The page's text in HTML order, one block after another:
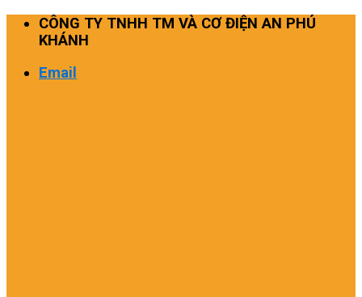
Skip
CÔNG TY TNHH TM VÀ CƠ ĐIỆN AN PHÚ
KHÁNH
Email